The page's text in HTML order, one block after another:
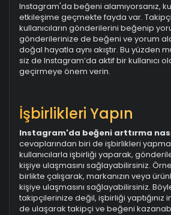
Instagram'da beğeni alamıyorsanız,
etkileşime geçmekte fayda var.
kullanıcıların gönderilerini beğenip
gönderilerinize de beğeni ve yorum
doğal hayatla aynı akıştır. Bu yüzden
siz de Instagram’da aktif bir kullanıcı
geçirmeye önem verin.
İşbirlikleri Yapın
Instagram'da beğeni arttırma
cevaplarından biri de işbirlikleri
kullanıcılarla işbirliği yaparak,
kişiye ulaşmasını sağlayabilirsiniz.
birlikte çalışarak, markanızın veya
kişiye ulaşmasını sağlayabilirsiniz.
takipçilerinize değil, işbirliği yaptığınız
de ulaşarak takipçi ve beğeni